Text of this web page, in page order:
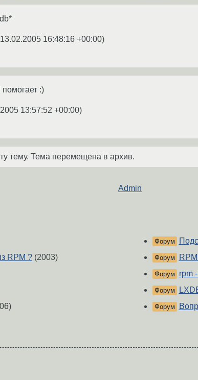
13.02.2005 16:48:16 +00:00)
:)
13:57:52 +00:00)
тему. Тема перемещена в архив.
Admin
RPM ? (2003)
Форум
Форум
Форум rpm
Форум
Форум